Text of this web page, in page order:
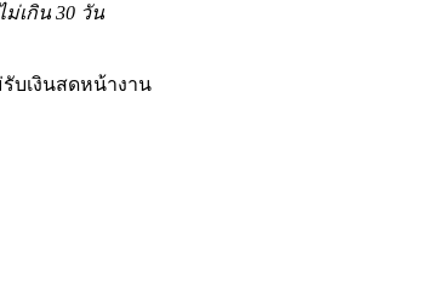
ไม่เกิน 30 วัน
บเงินสดหน้างาน